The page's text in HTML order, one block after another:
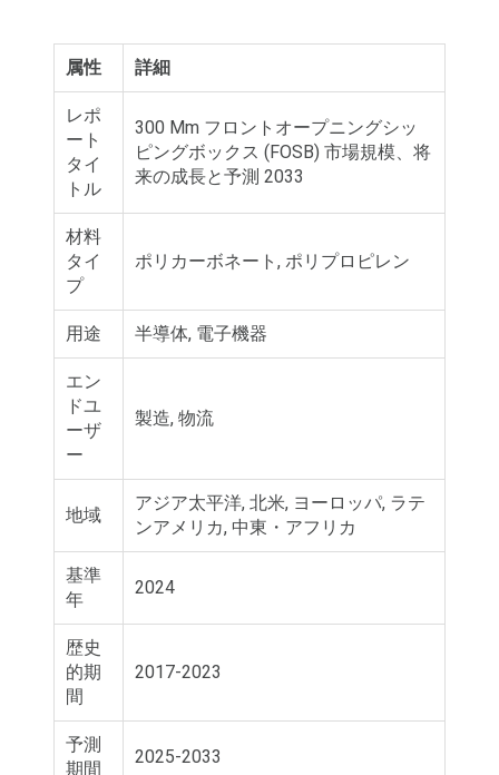
属性 詳細
レポ
ート
タイ
トル
300 Mm フロントオープニングシッ
ピングボックス (FOSB) 市場規模、将
来の成長と予測 2033
材料
タイ
プ
ポリカーボネート, ポリプロピレン
用途 半導体, 電子機器
エン
ドユ
ーザ
ー
製造, 物流
地域
アジア太平洋, 北米, ヨーロッパ, ラテ
ンアメリカ, 中東・アフリカ
基準
年
2024
歴史
的期
間
2017-2023
予測
期間
2025-2033